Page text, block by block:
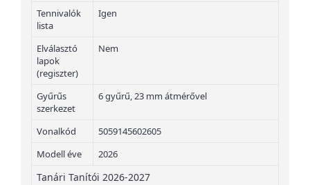
Tennivalók
lista
Igen
Elválasztó
lapok
(regiszter)
Nem
Gyűrűs
szerkezet
6 gyűrű, 23 mm átmérővel
Vonalkód
5059145602605
Modell éve
2026
Tanári Tanítói 2026-2027